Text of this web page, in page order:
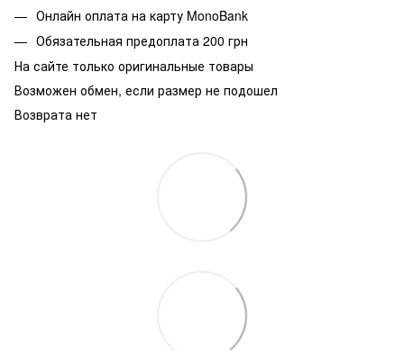
Онлайн оплата на карту MonoBank
Обязательная предоплата 200 грн
На сайте только оригинальные товары
Возможен обмен, если размер не подошел
Возврата нет